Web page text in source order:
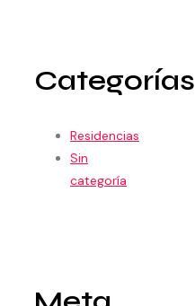
Categorías
Residencias
Sin
categoría